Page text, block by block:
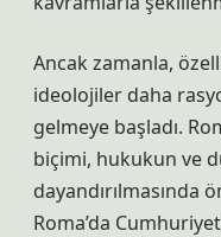
Ancak zamanla,
ideolojiler daha
gelmeye başladı.
biçimi, hukukun ve
Roma’da